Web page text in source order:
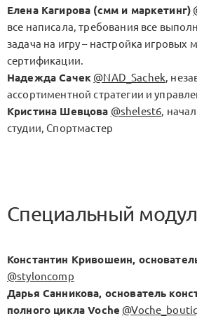
Елена Кагирова (смм и маркетинг)
все написала, требования все
задача на игру – настройка игровых
сертификации.
Надежда Сачек @NAD_Sachek,
ассортиментной стратегии и
Кристина Шевцова @shelest6,
студии, Спортмастер
Специальный
Константин Кривошеин,
@styloncomp
Дарья Санникова, основатель
полного цикла Voche